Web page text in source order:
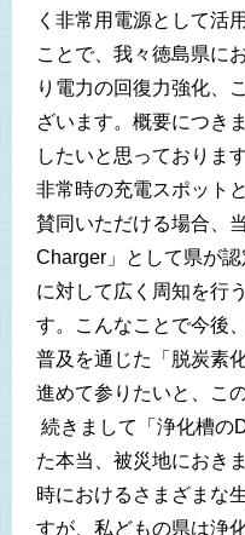
く非常用電源として活
ことで、我々徳島県に
り電力の回復力強化、
ざいます。概要につき
したいと思っておりま
非常時の充電スポット
賛同いただける場合、
Charger」として県が
に対して広く周知を行
す。こんなことで今後
普及を通じた「脱炭素
進めて参りたいと、こ
続きまして「浄化槽の
た本当、被災地におき
時におけるさまざまな
すが、私どもの県は浄